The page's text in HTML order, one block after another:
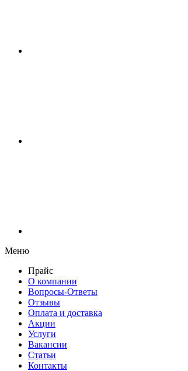
Меню
Прайс
О компании
Вопросы-Ответы
Отзывы
Оплата и доставка
Акции
Услуги
Вакансии
Статьи
Контакты